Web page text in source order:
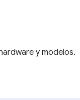
y modelos.